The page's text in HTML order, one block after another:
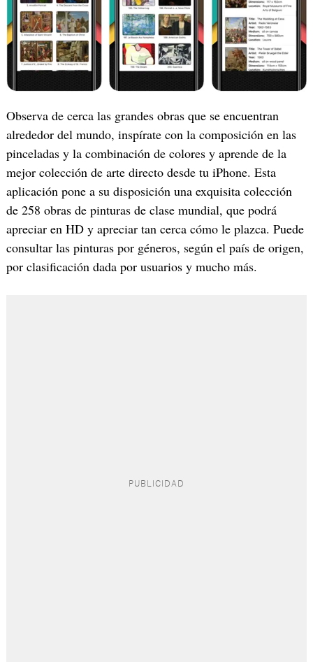
‎Observa de cerca las grandes obras que se encuentran
alrededor del mundo, inspírate con la composición en las
pinceladas y la combinación de colores y aprende de la
mejor colección de arte directo desde tu iPhone. Esta
aplicación pone a su disposición una exquisita colección
de 258 obras de pinturas de clase mundial, que podrá
apreciar en HD y apreciar tan cerca cómo le plazca. Puede
consultar las pinturas por géneros, según el país de origen,
por clasificación dada por usuarios y mucho más.